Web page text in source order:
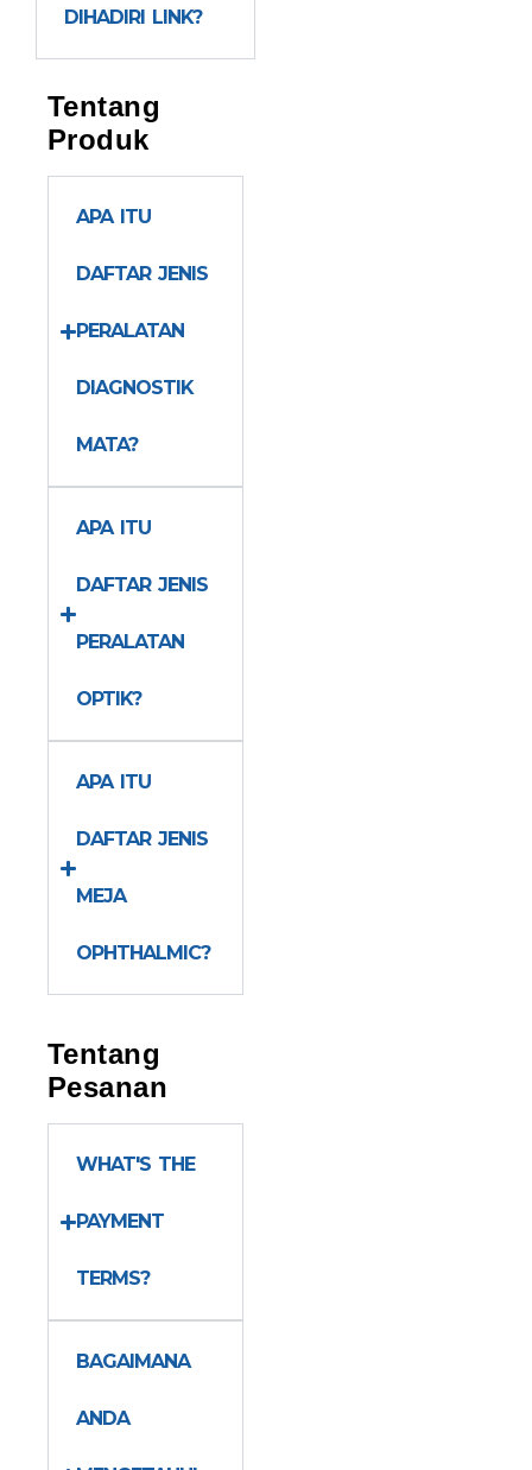
DIHADIRI LINK?
Tentang
Produk
APA ITU
DAFTAR JENIS
PERALATAN
DIAGNOSTIK
MATA?
APA ITU
DAFTAR JENIS
PERALATAN
OPTIK?
APA ITU
DAFTAR JENIS
MEJA
OPHTHALMIC?
Tentang
Pesanan
WHAT'S THE
PAYMENT
TERMS?
BAGAIMANA
ANDA